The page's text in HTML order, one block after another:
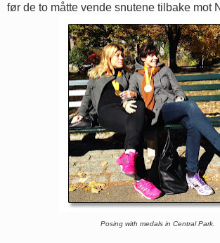
før de to måtte vende snutene tilbake mot
Posing with medals in Central Park.